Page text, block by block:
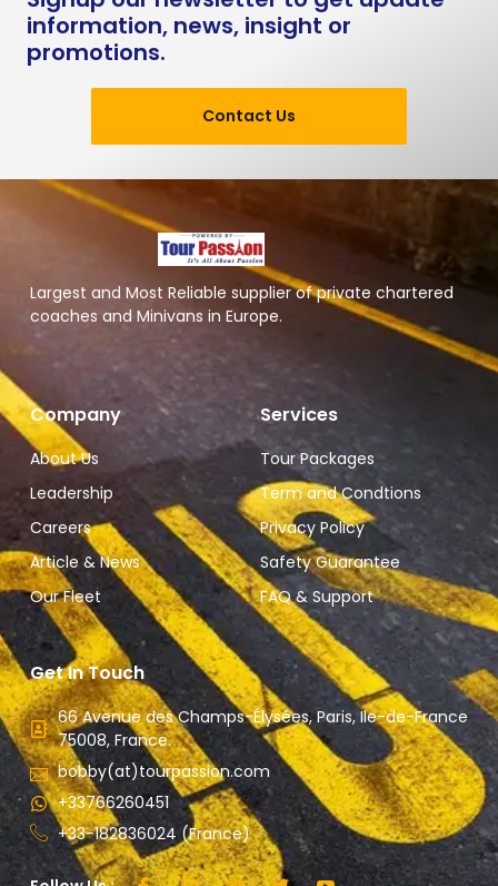
information, news, insight or
promotions.
Contact Us
Largest and Most Reliable supplier of private chartered
coaches and Minivans in Europe.
Company
About Us
Leadership
Careers
Article & News
Our Fleet
Services
Tour Packages
Term and Condtions
Privacy Policy
Safety Guarantee
FAQ & Support
Get In Touch
66 Avenue des Champs-Élysées, Paris, Ile-de-France
75008, France.
bobby(at)tourpassion.com
+33766260451
+33-182836024 (France)